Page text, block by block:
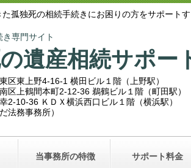
孤独死の相続手続きにお困りの方をサポート
専門サイト
遺産相続サポー
東上野4-16-1 横田ビル１階（上野駅）
上鶴間本町2-12-36 鵜鶴ビル１階（町田駅）
10-36 ＫＤＸ横浜西口ビル１階（横浜駅）
法務事務所）
当事務所の特徴 サポート料金